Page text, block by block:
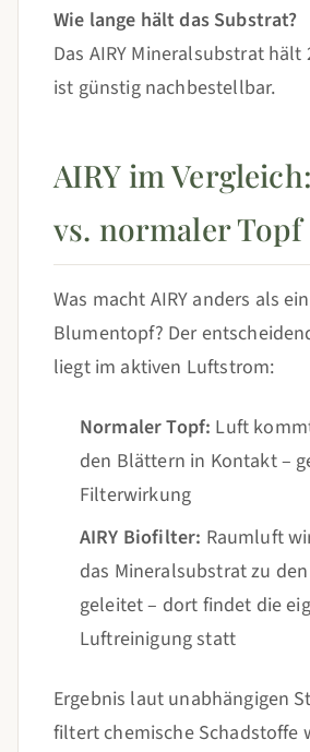
Wie lange hält das Substrat?
Das AIRY Mineralsubstrat hält
ist günstig nachbestellbar.
AIRY im
vs. normaler Topf
Was macht AIRY anders als
Blumentopf? Der
liegt im aktiven Luftstrom:
Normaler Topf: Luft
den Blättern in Kontakt –
Filterwirkung
AIRY Biofilter: Raumluft
das Mineralsubstrat zu
geleitet – dort findet die
Luftreinigung statt
Ergebnis laut unabhängigen
filtert chemische Schadstoffe